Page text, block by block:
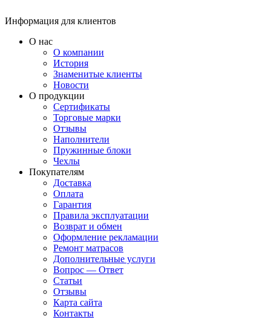
Информация для клиентов
О нас
О компании
История
Знаменитые клиенты
Новости
О продукции
Сертификаты
Торговые марки
Отзывы
Наполнители
Пружинные блоки
Чехлы
Покупателям
Доставка
Оплата
Гарантия
Правила эксплуатации
Возврат и обмен
Оформление рекламации
Ремонт матрасов
Дополнительные услуги
Вопрос — Ответ
Статьи
Отзывы
Карта сайта
Контакты